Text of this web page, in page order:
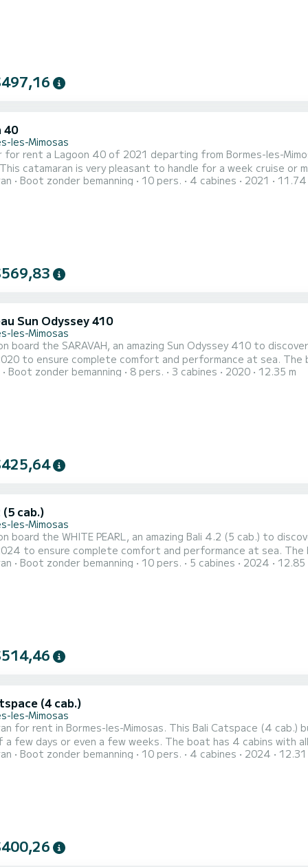
40
les-Mimosas
for rent a Lagoon 40 of 2021 departing from Bormes-les-
is very pleasant to handle for a week cruise or more. The boat has 4 cabins with all comfort and a
With an overall length of 12 meters, it will be your best
Boot zonder bemanning 10 pers. 4 cabines 2021 11.74
Sun Odyssey 410
les-Mimosas
board the SARAVAH, an amazing Sun Odyssey 410 to
complete comfort and performance at sea. The boat has 3 cabins with all comfort and a capacity of 8
an overall length of 12 meters, it will be your best ally to
Boot zonder bemanning 8 pers. 3 cabines 2020 12.35 m
(5 cab.)
les-Mimosas
board the WHITE PEARL, an amazing Bali 4.2 (5 cab.) to
complete comfort and performance at sea. The boat has 5 cabins with all comfort and a capacity of 10
an overall length of 13 meters, it will be your best ally to
Boot zonder bemanning 10 pers. 5 cabines 2024 12.85
(4 cab.)
les-Mimosas
for rent in Bormes-les-Mimosas. This Bali Catspace (4
a few weeks. The boat has 4 cabins with all comfort and a capacity of 10 people. With an overall
12 meters, it will be your best ally to spend an exceptional
Boot zonder bemanning 10 pers. 4 cabines 2024 12.31